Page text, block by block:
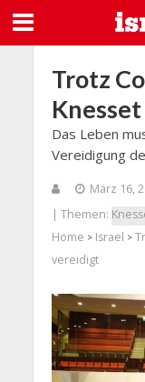
Trotz
Das Leben
Vereidigung
März 16,
| Themen:
Home > Israel >
vereidigt